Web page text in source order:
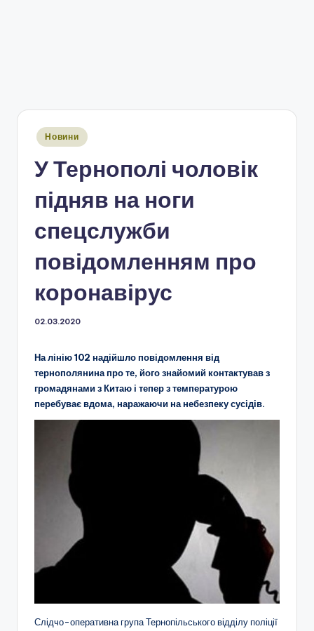
Опубліковано
Новини
У Тернополі чоловік
підняв на ноги
спецслужби
повідомленням про
коронавірус
02.03.2020
На лінію 102 надійшло повідомлення від
тернополянина про те, його знайомий контактував з
громадянами з Китаю і тепер з температурою
перебуває вдома, наражаючи на небезпеку сусідів.
Слідчо-оперативна група Тернопільського відділу поліції